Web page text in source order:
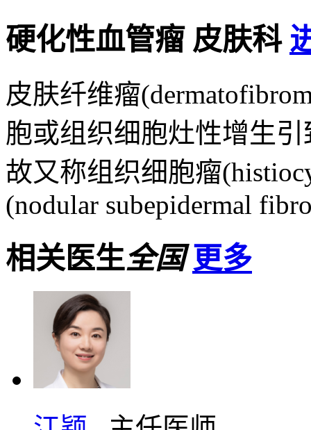
硬化性血管瘤 皮肤科
皮肤纤维瘤
胞或组织细胞灶性增生
故又称组织细胞瘤
(nodular subepidermal
相关医生全国 更多